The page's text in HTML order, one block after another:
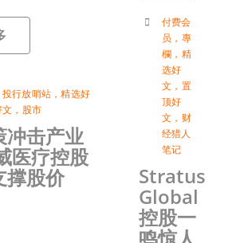
投行放哨站 ，精选好
， 股市
冲击产业
医疗控股
撑股价
付费会
员 ， 專
欄 ， 精
选好
文 ， 置
顶好
文 ， 财
经猎人
笔记
Stratus
Global
控股一
鸣惊人